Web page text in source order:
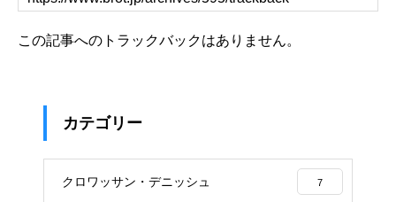
この記事へのトラックバックはありません。
カテゴリー
クロワッサン・デニッシュ 7